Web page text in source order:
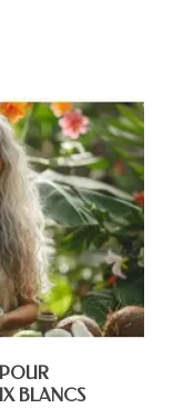
BLANCS